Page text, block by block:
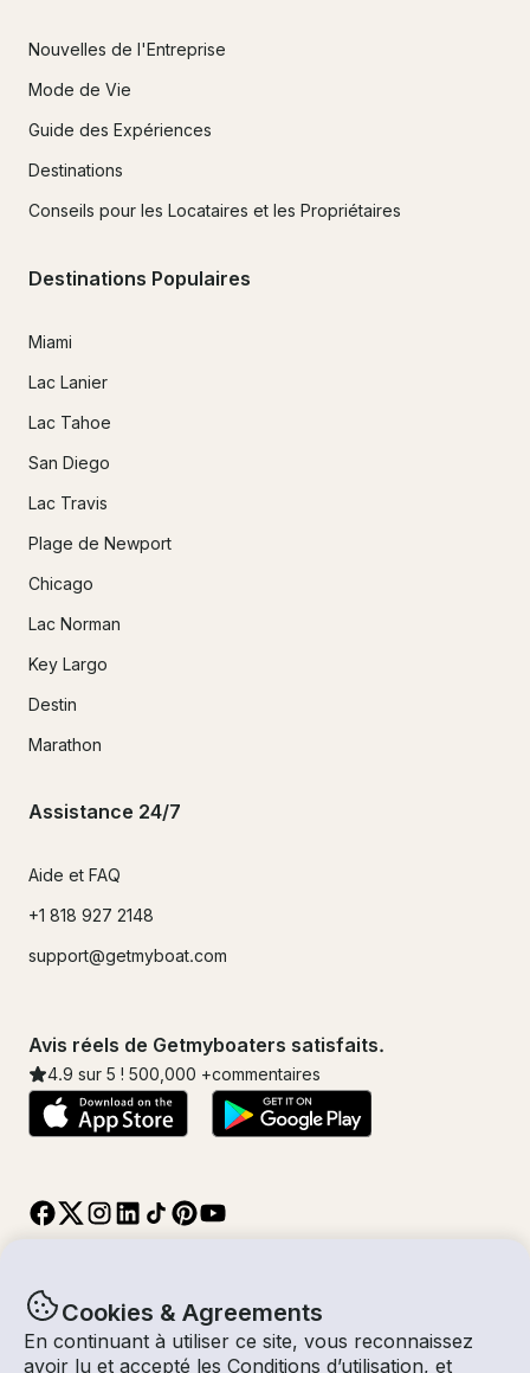
Cookies & Agreements
En continuant à utiliser ce site, vous reconnaissez
avoir lu et accepté les Conditions d’utilisation, et
Nouvelles de l'Entreprise
Mode de Vie
Guide des Expériences
Destinations
Conseils pour les Locataires et les Propriétaires
Destinations Populaires
Miami
Lac Lanier
Lac Tahoe
San Diego
Lac Travis
Plage de Newport
Chicago
Lac Norman
Key Largo
Destin
Marathon
Assistance 24/7
Aide et FAQ
+1 818 927 2148
support@getmyboat.com
Avis réels de Getmyboaters satisfaits.
4.9 sur 5 ! 500,000 +commentaires
© Getmyboat 2026TermesConfidentialité